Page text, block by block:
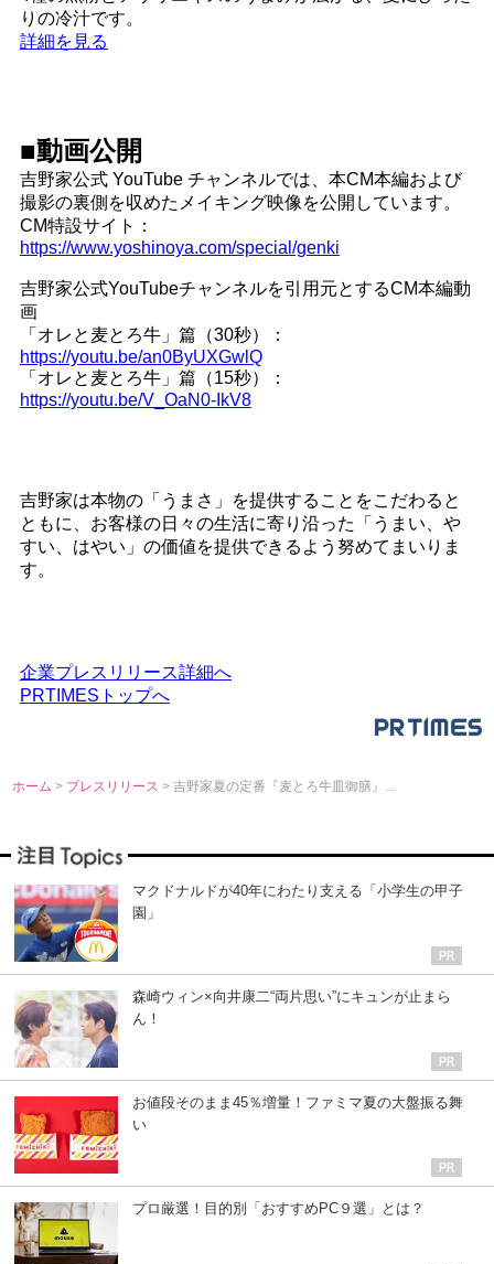
りの冷汁です。
詳細を見る
■動画公開
吉野家公式 YouTube チャンネルでは、本CM本編および
撮影の裏側を収めたメイキング映像を公開しています。
CM特設サイト：
https://www.yoshinoya.com/special/genki
吉野家公式YouTubeチャンネルを引用元とするCM本編動
画
「オレと麦とろ牛」篇（30秒）：
https://youtu.be/an0ByUXGwlQ
「オレと麦とろ牛」篇（15秒）：
https://youtu.be/V_OaN0-IkV8
吉野家は本物の「うまさ」を提供することをこだわると
ともに、お客様の日々の生活に寄り沿った「うまい、や
すい、はやい」の価値を提供できるよう努めてまいりま
す。
企業プレスリリース詳細へ
PRTIMESトップへ
ホーム > プレスリリース> 吉野家夏の定番『麦とろ牛皿御膳』...
マクドナルドが40年にわたり支える「小学生の甲子
園」
森崎ウィン×向井康二“両片思い”にキュンが止まら
ん！
お値段そのまま45％増量！ファミマ夏の大盤振る舞
い
プロ厳選！目的別「おすすめPC９選」とは？